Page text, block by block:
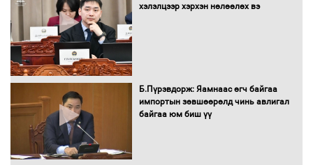
төлөвлөгөө”-гөө танилцуулна
худалдан авах журмыг баталлаа
хэлэлцээр хэрхэн нөлөөлөх вэ
Б.Пүрэвдорж: Яамнаас өгч байгаа
импортын зөвшөөрөлд чинь авлигал
байгаа юм биш үү